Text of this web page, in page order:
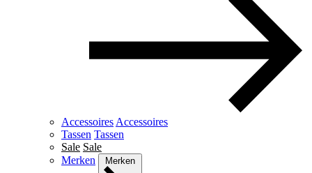
Accessoires Accessoires
Tassen Tassen
Sale Sale
Merken
Merken